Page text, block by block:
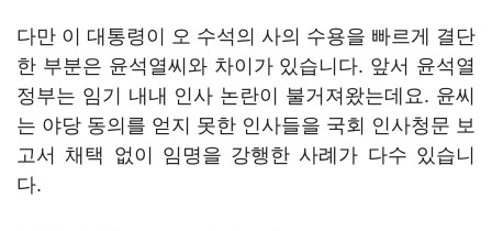
다만 이 대통령이 오 수석의 사의 수용을 빠르게 결단
한 부분은 윤석열씨와 차이가 있습니다. 앞서 윤석열
정부는 임기 내내 인사 논란이 불거져왔는데요. 윤씨
는 야당 동의를 얻지 못한 인사들을 국회 인사청문 보
고서 채택 없이 임명을 강행한 사례가 다수 있습니
다.